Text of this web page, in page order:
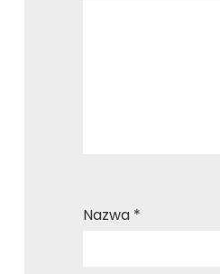
Nazwa *